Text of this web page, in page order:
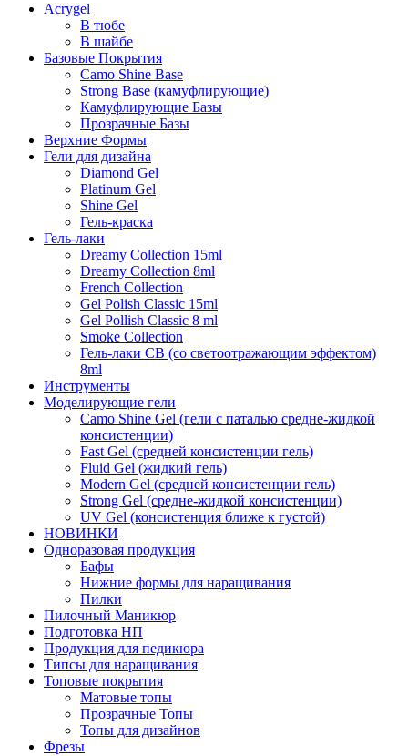
Acrygel
В тюбе
В шайбе
Базовые Покрытия
Camo Shine Base
Strong Base (камуфлирующие)
Камуфлирующие Базы
Прозрачные Базы
Верхние Формы
Гели для дизайна
Diamond Gel
Platinum Gel
Shine Gel
Гель-краска
Гель-лаки
Dreamy Collection 15ml
Dreamy Collection 8ml
French Collection
Gel Polish Classic 15ml
Gel Pollish Classic 8 ml
Smoke Collection
Гель-лаки СВ (со светоотражающим эффектом)
8ml
Инструменты
Моделирующие гели
Camo Shine Gel (гели с паталью средне-жидкой
консистенции)
Fast Gel (средней консистенции гель)
Fluid Gel (жидкий гель)
Modern Gel (средней консистенции гель)
Strong Gel (средне-жидкой консистенции)
UV Gel (консистенция ближе к густой)
НОВИНКИ
Одноразовая продукция
Бафы
Нижние формы для наращивания
Пилки
Пилочный Маникюр
Подготовка НП
Продукция для педикюра
Типсы для наращивания
Топовые покрытия
Матовые топы
Прозрачные Топы
Топы для дизайнов
Фрезы